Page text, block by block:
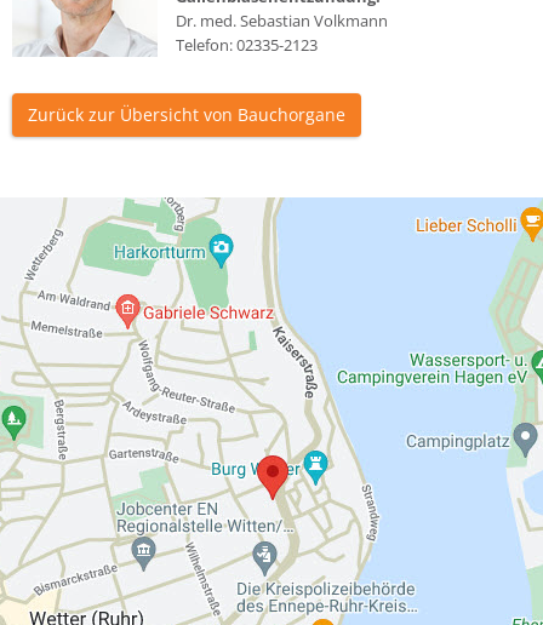
Dr. med. Sebastian Volkmann
Telefon:02335-2123
Zurück zur Übersicht von Bauchorgane